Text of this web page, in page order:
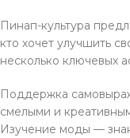
Пинап-культура
кто хочет улучшить
несколько ключевых
Поддержка
смелыми и
Изучение моды —